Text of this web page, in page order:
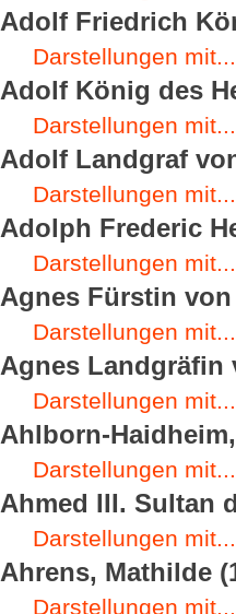
Adolf Friedrich
Darstellungen mit...
Adolf König des
Darstellungen mit...
Adolf Landgraf
Darstellungen mit...
Adolph Frederic
Darstellungen mit...
Agnes Fürstin von
Darstellungen mit...
Agnes Landgräfin
Darstellungen mit...
Ahlborn-
Darstellungen mit...
Ahmed III. Sultan
Darstellungen mit...
Ahrens, Mathilde
Darstellungen mit...